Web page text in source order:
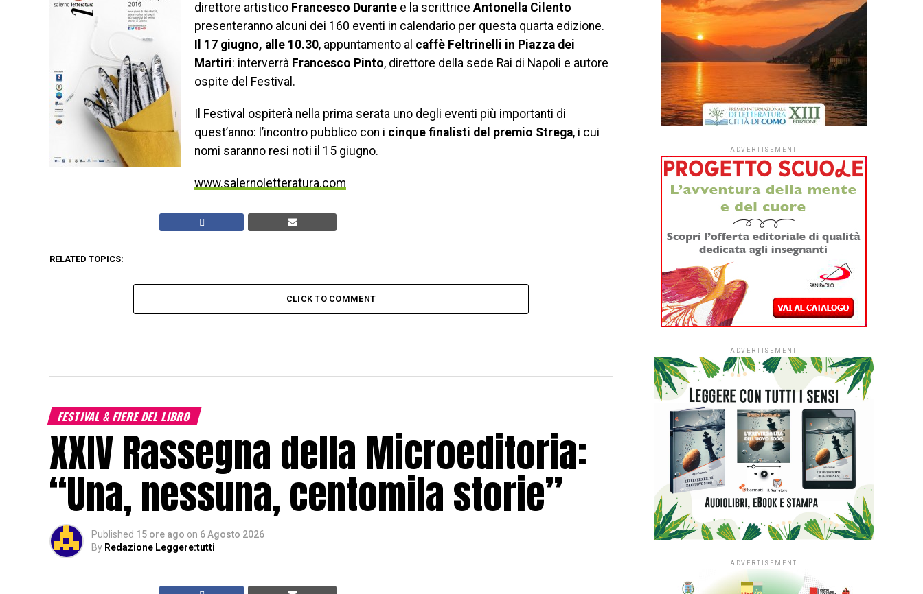
direttore artistico Francesco Durante e la scrittrice Antonella Cilento
presenteranno alcuni dei 160 eventi in calendario per questa quarta edizione.
Il 17 giugno, alle 10.30, appuntamento al caffè Feltrinelli in Piazza dei
Martiri: interverrà Francesco Pinto, direttore della sede Rai di Napoli e autore
ospite del Festival.
Il Festival ospiterà nella prima serata uno degli eventi più importanti di
quest’anno: l’incontro pubblico con i cinque finalisti del premio Strega, i cui
nomi saranno resi noti il 15 giugno.
www.salernoletteratura.com
RELATED TOPICS:
CLICK TO COMMENT
FESTIVAL & FIERE DEL LIBRO
XXIV Rassegna della Microeditoria:
“Una, nessuna, centomila storie”
Published 15 ore ago on 6 Agosto 2026
By Redazione Leggere:tutti
ADVERTISEMENT
ADVERTISEMENT
ADVERTISEMENT